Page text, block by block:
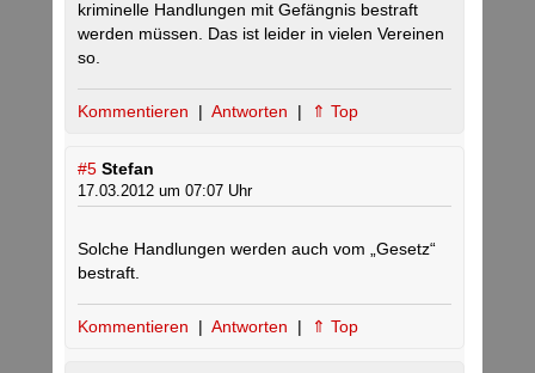
kriminelle Handlungen mit Gefängnis bestraft
werden müssen. Das ist leider in vielen Vereinen
so.
Kommentieren | Antworten | ⇑ Top
#5 Stefan
17.03.2012 um 07:07 Uhr
Solche Handlungen werden auch vom „Gesetz“
bestraft.
Kommentieren | Antworten | ⇑ Top